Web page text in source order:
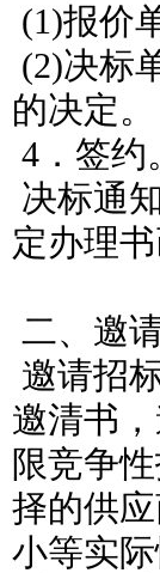
(1)报价
(2)决标
的决定。
4．签约
决标通
定办理
二、邀
邀请招
邀清书
限竞争
择的供
小等实际